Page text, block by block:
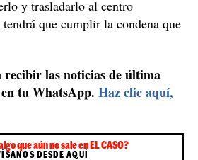
y trasladarlo al centro
que cumplir la condena que
recibir las noticias de última
en tu WhatsApp. Haz clic aquí,
que aún no sale en EL CASO?
DESDE AQUÍ